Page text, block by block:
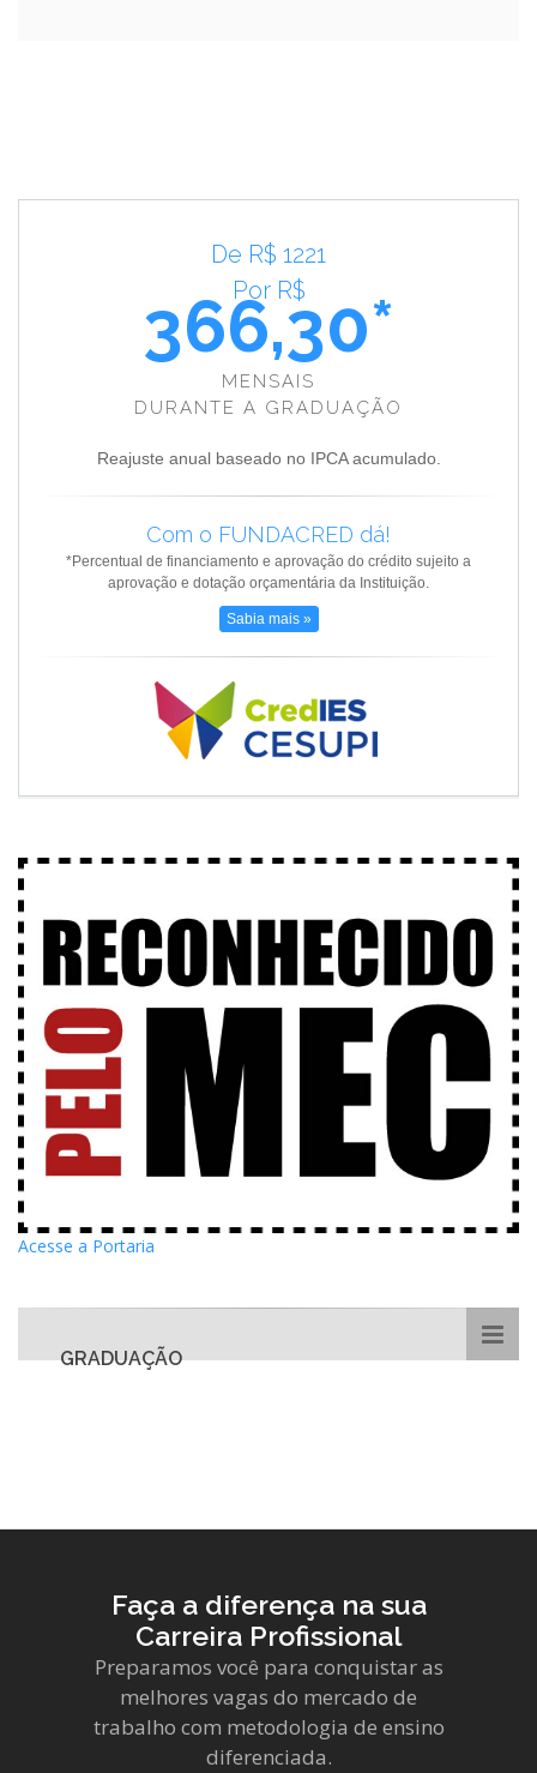
De R$ 1221
Por R$
366,30*
MENSAIS
DURANTE A GRADUAÇÃO
Reajuste anual baseado no IPCA acumulado.
Com o FUNDACRED dá!
*Percentual de financiamento e aprovação do crédito sujeito a
aprovação e dotação orçamentária da Instituição.
Sabia mais »
Acesse a Portaria
GRADUAÇÃO
Faça a diferença na sua
Carreira Profissional
Preparamos você para conquistar as
melhores vagas do mercado de
trabalho com metodologia de ensino
diferenciada.